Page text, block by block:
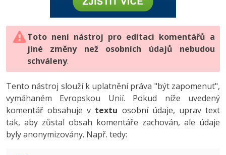
HTML5, CSS3, Bootstrap, SEO
SQL a databáze
Testování a verzování
UML a návrhové vzory
React
Spring
PHP
JavaScript
Python
HTML / CSS
UML a návrhové vzory
MySQL/MariaDB
Vývojář mobilních aplikací
C# Game developer
Tester
Systémový administrátor
-80%
JavaScript -80%
PHP -80%
Swift -80%
Kotlin -80%
Digitální gramotnost
Marketing
WordPress
SEO
UX
Business
Photoshop -80%
Adobe Illustrator -80%
Adobe Lightroom
Adobe XD
Adobe InDesign -25%
Adobe After Effects
Toto není nástroj pro editaci komentářů a
jiné změny než osobních údajů nebudou
schváleny.
Tento nástroj slouží k uplatnění práva "být zapomenut",
vymáhaném Evropskou Unií. Pokud níže uvedený
komentář obsahuje v textu osobní údaje, uprav text
tak, aby zůstal obsah komentáře zachován, ale údaje
byly anonymizovány. Např. tedy: